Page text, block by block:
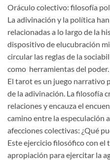
Oráculo colectivo: filosofía
La adivinación y la política
relacionadas a lo largo de la
dispositivo de elucubración
circular las reglas de la
como herramientas del poder.
El tarot es un juego narrativo
de la adivinación. La filosofía
relaciones y encauza el
camino entre la especulación
afecciones colectivas: ¿Qué
Este ejercicio filosófico con el
apropiación para ejercitar la